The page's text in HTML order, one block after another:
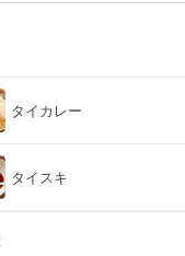
タイカレー
タイスキ